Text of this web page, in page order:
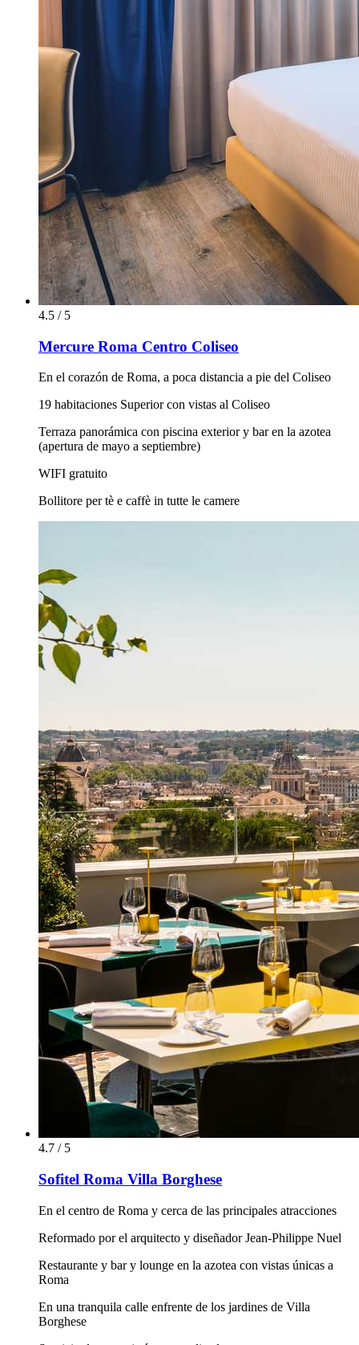
4.5 / 5
Mercure Roma Centro Coliseo
En el corazón de Roma, a poca distancia a pie del Coliseo
19 habitaciones Superior con vistas al Coliseo
Terraza panorámica con piscina exterior y bar en la azotea
(apertura de mayo a septiembre)
WIFI gratuito
Bollitore per tè e caffè in tutte le camere
4.7 / 5
Sofitel Roma Villa Borghese
En el centro de Roma y cerca de las principales atracciones
Reformado por el arquitecto y diseñador Jean-Philippe Nuel
Restaurante y bar y lounge en la azotea con vistas únicas a
Roma
En una tranquila calle enfrente de los jardines de Villa
Borghese